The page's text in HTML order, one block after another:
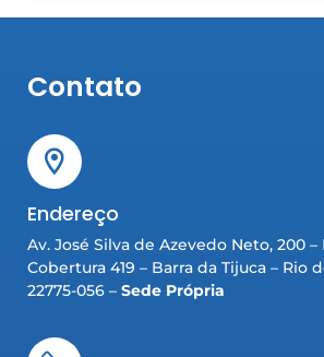
Contato
Endereço
Av. José Silva de Azevedo Neto, 200 –
Cobertura 419 – Barra da Tijuca – Rio
22775-056 – Sede Própria